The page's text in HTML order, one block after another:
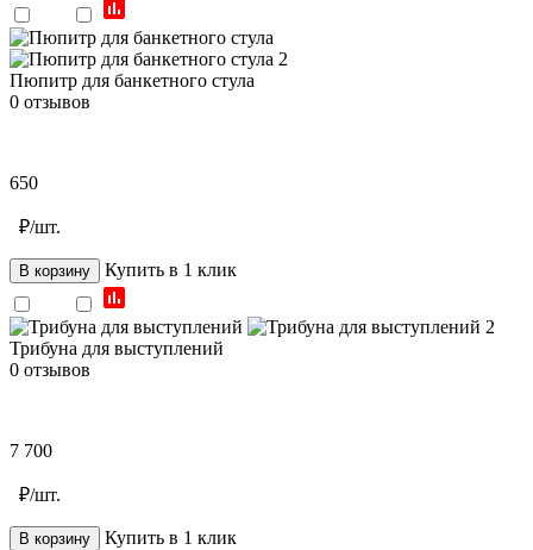
Пюпитр для банкетного стула
0 отзывов
650
₽/шт.
В корзину Купить в 1 клик
Трибуна для выступлений
0 отзывов
7 700
₽/шт.
В корзину Купить в 1 клик